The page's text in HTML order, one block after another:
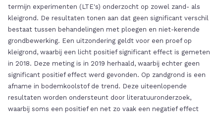
termijn experimenten (LTE's) onderzocht op zowel zand- als
kleigrond. De resultaten tonen aan dat geen significant verschil
bestaat tussen behandelingen met ploegen en niet-kerende
grondbewerking. Een uitzondering geldt voor een proef op
kleigrond, waarbij een licht positief significant effect is gemeten
in 2018. Deze meting is in 2019 herhaald, waarbij echter geen
significant positief effect werd gevonden. Op zandgrond is een
afname in bodemkoolstof de trend. Deze uiteenlopende
resultaten worden ondersteunt door literatuuronderzoek,
waarbij soms een positief en net zo vaak een negatief effect